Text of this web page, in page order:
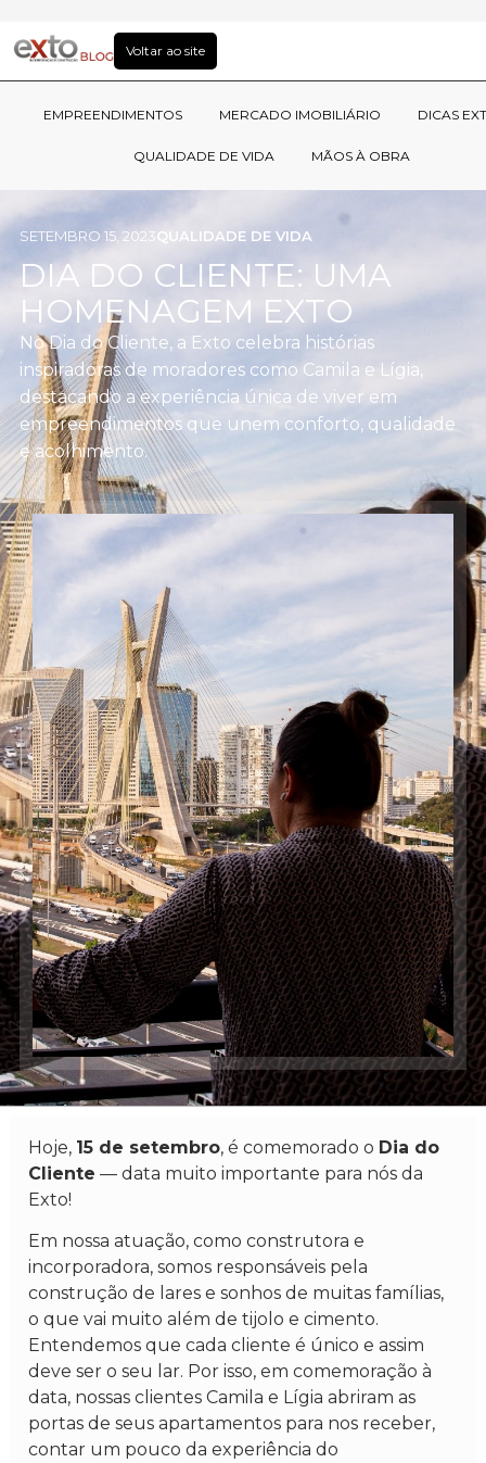
Voltar ao site
EMPREENDIMENTOS MERCADO IMOBILIÁRIO DICAS
QUALIDADE DE VIDA MÃOS À OBRA
No Dia do Cliente, a Exto celebra histórias
inspiradoras de moradores como Camila e Lígia,
destacando a experiência única de viver em
empreendimentos que unem conforto, qualidade
e acolhimento.
DIA DO CLIENTE: UMA
HOMENAGEM EXTO
SETEMBRO 15, 2023QUALIDADE DE VIDA
Hoje, 15 de setembro, é comemorado o Dia do
Cliente — data muito importante para nós da
Exto!
Em nossa atuação, como construtora e
incorporadora, somos responsáveis pela
construção de lares e sonhos de muitas famílias,
o que vai muito além de tijolo e cimento.
Entendemos que cada cliente é único e assim
deve ser o seu lar. Por isso, em comemoração à
data, nossas clientes Camila e Lígia abriram as
portas de seus apartamentos para nos receber,
contar um pouco da experiência do